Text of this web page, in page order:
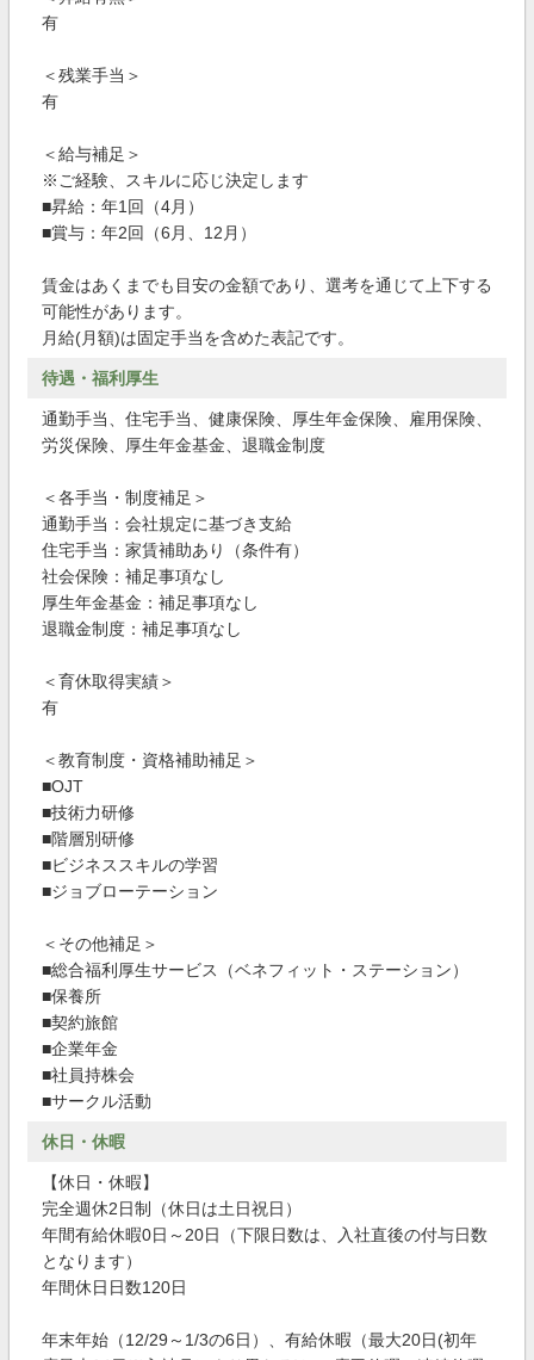
有
＜残業手当＞
有
＜給与補足＞
※ご経験、スキルに応じ決定します
■昇給：年1回（4月）
■賞与：年2回（6月、12月）
賃金はあくまでも目安の金額であり、選考を通じて上下する
可能性があります。
月給(月額)は固定手当を含めた表記です。
待遇・福利厚生
通勤手当、住宅手当、健康保険、厚生年金保険、雇用保険、
労災保険、厚生年金基金、退職金制度
＜各手当・制度補足＞
通勤手当：会社規定に基づき支給
住宅手当：家賃補助あり（条件有）
社会保険：補足事項なし
厚生年金基金：補足事項なし
退職金制度：補足事項なし
＜育休取得実績＞
有
＜教育制度・資格補助補足＞
■OJT
■技術力研修
■階層別研修
■ビジネススキルの学習
■ジョブローテーション
＜その他補足＞
■総合福利厚生サービス（ベネフィット・ステーション）
■保養所
■契約旅館
■企業年金
■社員持株会
■サークル活動
休日・休暇
【休日・休暇】
完全週休2日制（休日は土日祝日）
年間有給休暇0日～20日（下限日数は、入社直後の付与日数
となります）
年間休日日数120日
年末年始（12/29～1/3の6日）、有給休暇（最大20日(初年